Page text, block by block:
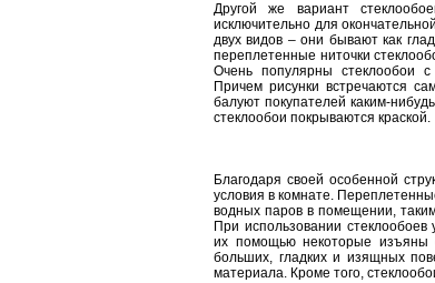
Другой же вариант
исключительно для
двух видов – они бывают как
переплетенные ниточки
Очень популярны стеклообои
Причем рисунки встречаются
балуют покупателей каким-
стеклообои покрываются краской.
Благодаря своей особенной
условия в комнате.
водных паров в помещении,
При использовании стеклообоев
их помощью некоторые изъяны
больших, гладких и изящных
материала. Кроме того,